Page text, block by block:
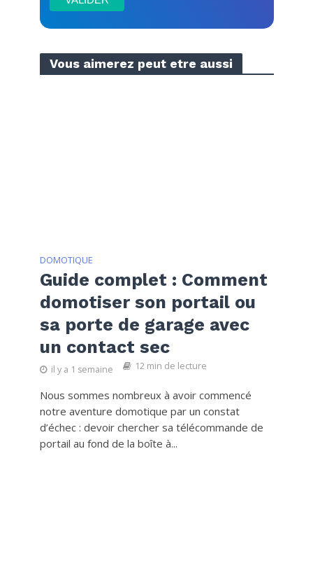
Vous aimerez peut etre aussi
DOMOTIQUE
Guide complet : Comment
domotiser son portail ou
sa porte de garage avec
un contact sec
il y a 1 semaine 12 min de lecture
Nous sommes nombreux à avoir commencé
notre aventure domotique par un constat
d’échec : devoir chercher sa télécommande de
portail au fond de la boîte à...